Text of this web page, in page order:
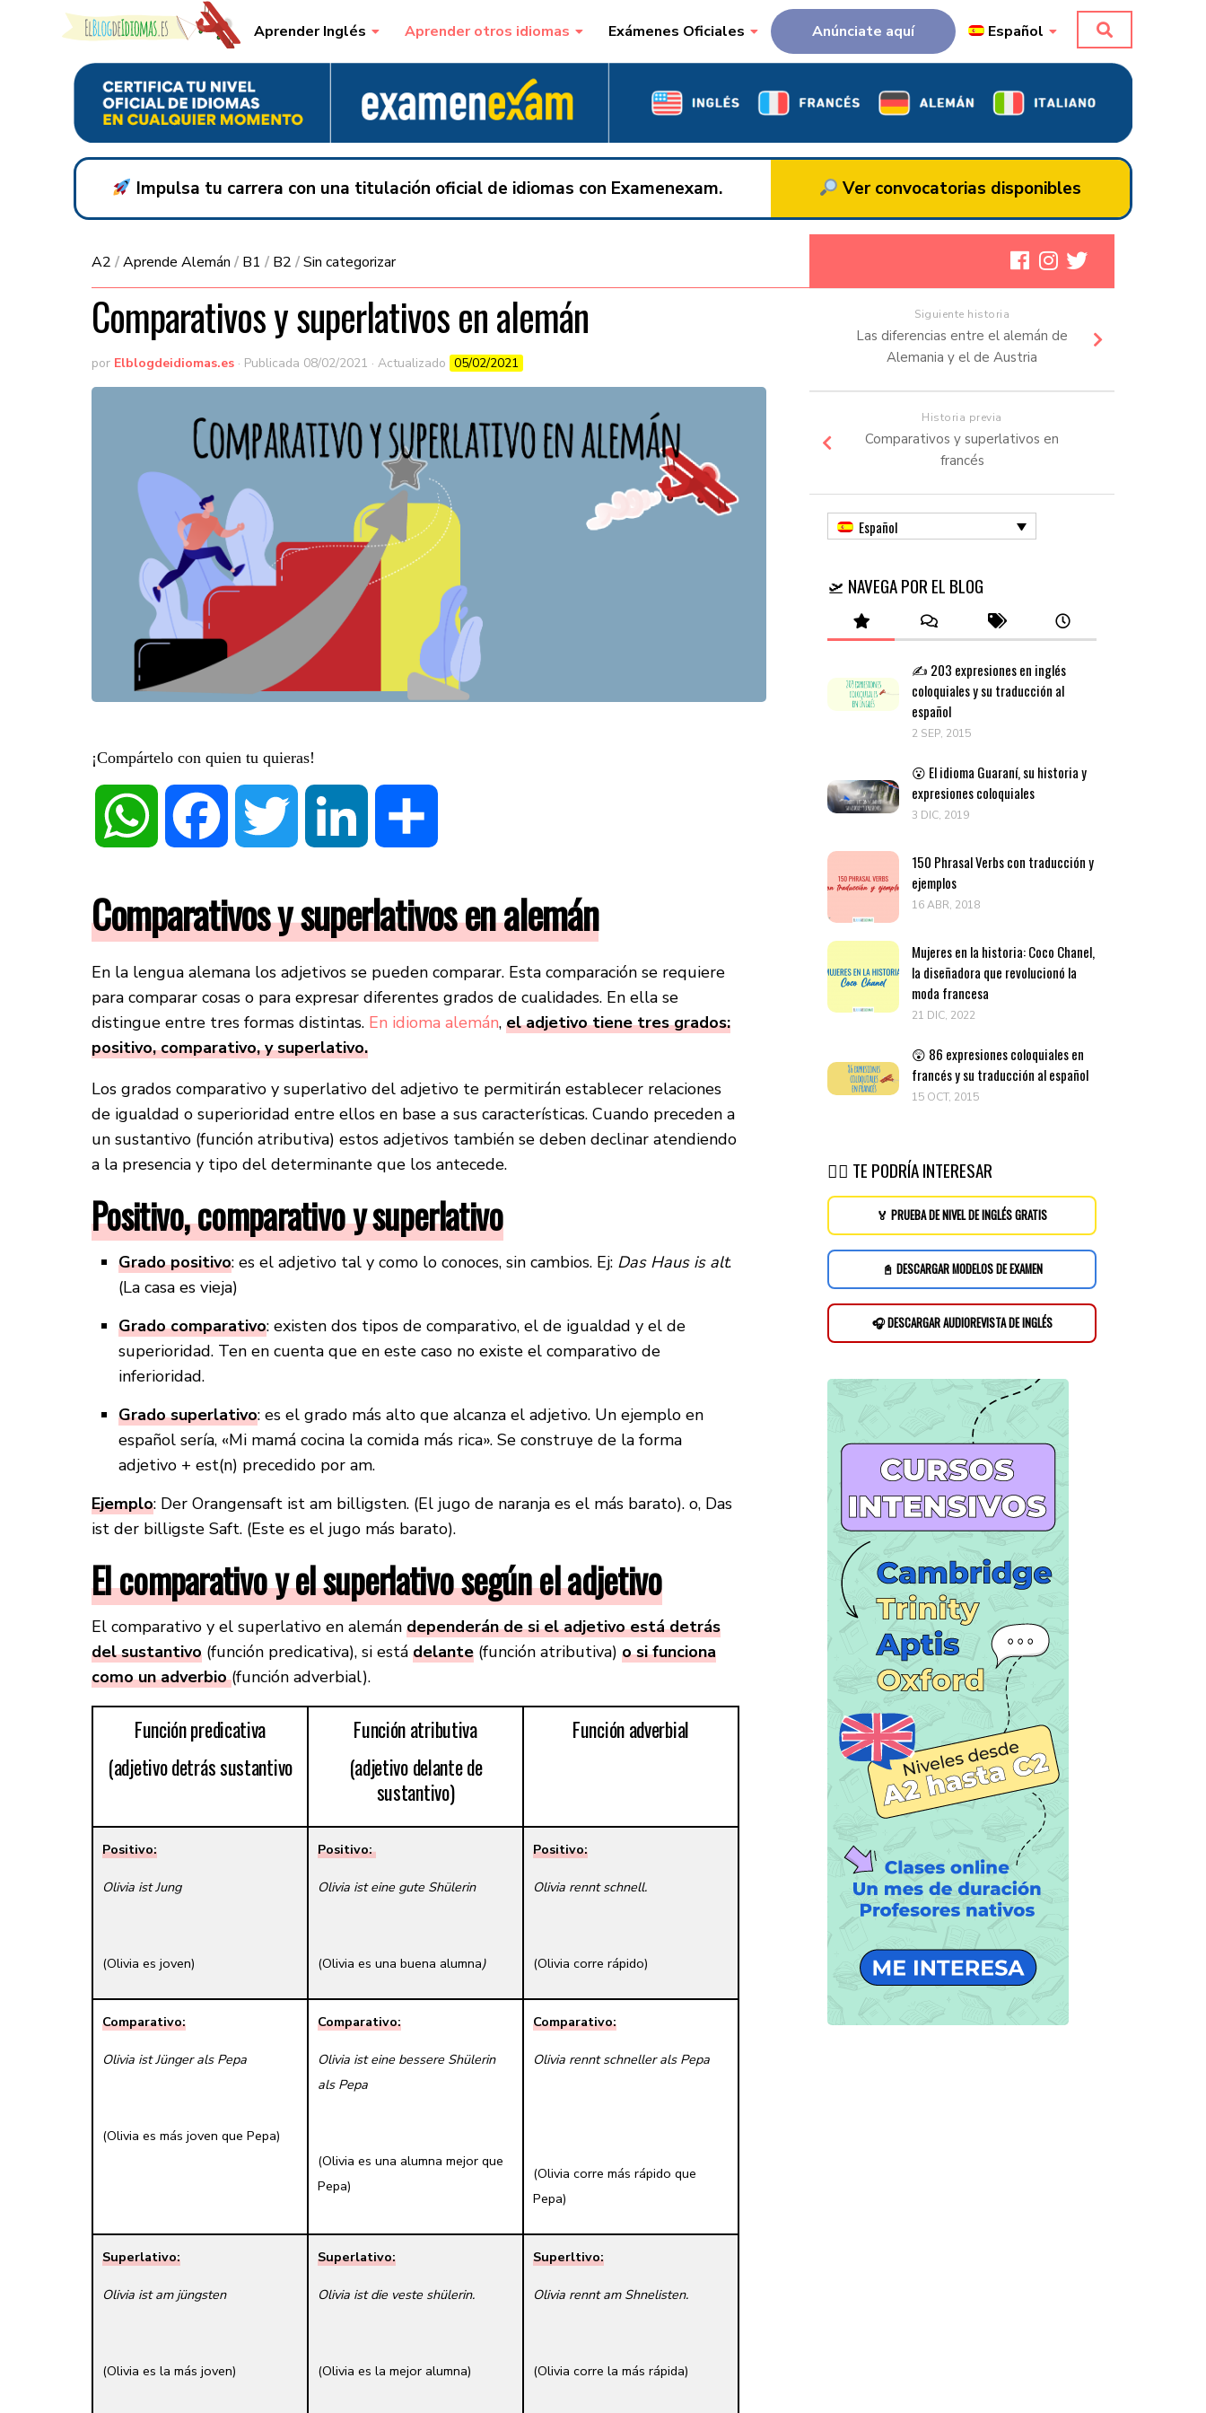
Skip to content Aprender Inglés Aprender otros idiomas Exámenes Oficiales Anúnciate aquí Español
Impulsa tu carrera con una titulación oficial de idiomas con Examenexam. Ver convocatorias disponibles
A2 /Aprende Alemán / B1 / B2 /Sin categorizar
Comparativos y superlativos en alemán
por Elblogdeidiomas.es · Publicada 08/02/2021 · Actualizado 05/02/2021
¡Compártelo con quien tu quieras!
WhatsApp Facebook LinkedIn
Comparativos y superlativos en alemán
En la lengua alemana los adjetivos se pueden comparar. Esta comparación se requiere
para comparar cosas o para expresar diferentes grados de cualidades. En ella se
distingue entre tres formas distintas. En idioma alemán, el adjetivo tiene tres grados:
positivo, comparativo, y superlativo.
Los grados comparativo y superlativo del adjetivo te permitirán establecer relaciones
de igualdad o superioridad entre ellos en base a sus características. Cuando preceden a
un sustantivo (función atributiva) estos adjetivos también se deben declinar atendiendo
a la presencia y tipo del determinante que los antecede.
Positivo, comparativo y superlativo
Grado positivo: es el adjetivo tal y como lo conoces, sin cambios. Ej: Das Haus is alt.
(La casa es vieja)
Grado comparativo: existen dos tipos de comparativo, el de igualdad y el de
superioridad. Ten en cuenta que en este caso no existe el comparativo de
inferioridad.
Grado superlativo: es el grado más alto que alcanza el adjetivo. Un ejemplo en
español sería, «Mi mamá cocina la comida más rica». Se construye de la forma
adjetivo + est(n) precedido por am.
Ejemplo: Der Orangensaft ist am billigsten. (El jugo de naranja es el más barato). o, Das
ist der billigste Saft. (Este es el jugo más barato).
El comparativo y el superlativo según el adjetivo
El comparativo y el superlativo en alemán dependerán de si el adjetivo está detrás
del sustantivo (función predicativa), si está delante (función atributiva) o si funciona
como un adverbio(función adverbial).
Función predicativa
(adjetivo detrás sustantivo
Función atributiva
(adjetivo delante de
sustantivo)
Función adverbial
Positivo:
Olivia ist Jung
(Olivia es joven)
Positivo:
Olivia ist eine gute Shülerin
(Olivia es una buena alumna)
Positivo:
Olivia rennt schnell.
(Olivia corre rápido)
Comparativo:
Olivia ist Jünger als Pepa
(Olivia es más joven que Pepa)
Comparativo:
Olivia ist eine bessere Shülerin
als Pepa
(Olivia es una alumna mejor que
Pepa)
Comparativo:
Olivia rennt schneller als Pepa
(Olivia corre más rápido que
Pepa)
Superlativo:
Olivia ist am jüngsten
(Olivia es la más joven)
Superlativo:
Olivia ist die veste shülerin.
(Olivia es la mejor alumna)
Superltivo:
Olivia rennt am Shnelisten.
(Olivia corre la más rápida)
Siguiente historia
Las diferencias entre el alemán de
Alemania y el de Austria
Historia previa
Comparativos y superlativos en
francés
Español
🛫 NAVEGA POR EL BLOG
✍️ 203 expresiones en inglés
coloquiales y su traducción al
español
2 SEP, 2015
😮 El idioma Guaraní, su historia y
expresiones coloquiales
3 DIC, 2019
150 Phrasal Verbs con traducción y
ejemplos
16 ABR, 2018
Mujeres en la historia: Coco Chanel,
la diseñadora que revolucionó la
moda francesa
21 DIC, 2022
😲 86 expresiones coloquiales en
francés y su traducción al español
15 OCT, 2015
👉🏽 TE PODRÍA INTERESAR
🏅 PRUEBA DE NIVEL DE INGLÉS GRATIS
📓 DESCARGAR MODELOS DE EXAMEN
🎧 DESCARGAR AUDIOREVISTA DE INGLÉS